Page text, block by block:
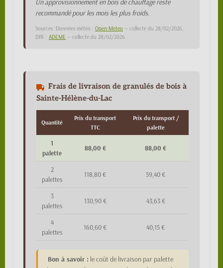
Un approvisionnement en bois de chauffage reste
recommandé pour les mois les plus froids.
Sources :Données météo : Open-Meteo — collecte du 28/02/2026,
DPE : ADEME — collecte du 28/02/2026
Frais de livraison de granulés de bois à
Sainte-Hélène-du-Lac
Quantité
Prix du transport
TTC
Prix du transport /
palette
1
palette
88,00 € 88,00 €
2
palettes
118,80 € 59,40 €
3
palettes
130,90 € 43,63 €
4
palettes
160,60 € 40,15 €
Bon à savoir : le coût de livraison par palette